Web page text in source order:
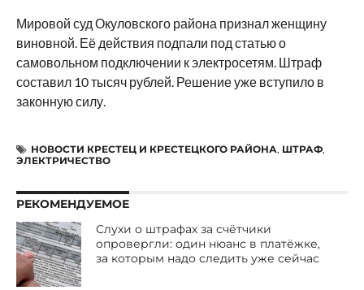
Мировой суд Окуловского района признал женщину
виновной. Её действия подпали под статью о
самовольном подключении к электросетям. Штраф
составил 10 тысяч рублей. Решение уже вступило в
законную силу.
НОВОСТИ КРЕСТЕЦ И КРЕСТЕЦКОГО РАЙОНА, ШТРАФ,
ЭЛЕКТРИЧЕСТВО
РЕКОМЕНДУЕМОЕ
Слухи о штрафах за счётчики
опровергли: один нюанс в платёжке,
за которым надо следить уже сейчас